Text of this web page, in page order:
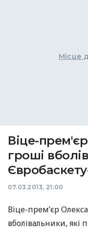
Місце
Віце-
гроші
07.03.2013, 21:00
Віце-прем’єр
вболівальники, які